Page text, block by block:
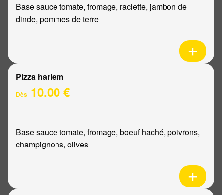
Base sauce tomate, fromage, raclette, jambon de
dinde, pommes de terre
Pizza harlem
Dès 10.00 €
Base sauce tomate, fromage, boeuf haché, poivrons,
champignons, olives